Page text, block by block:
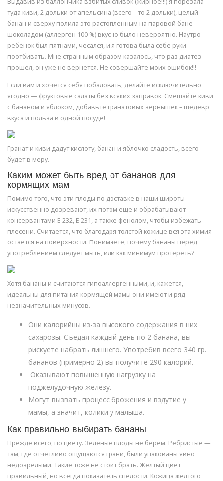
Выдавив из баллончика взбитых сливок (жирное!!!) я порезала
туда киви, 2 дольки от апельсина (всего – то 2 дольки), целый
банан и сверху полила это растопленным на паровой бане
шоколадом (аллерген 100 %) вкусно было невероятно. Наутро
ребенок был пятнами, чесался, и я готова была себе руки
поотбивать. Мне странным образом казалось, что раз диатез
прошел, он уже не вернется. Не совершайте моих ошибок!!!
Если вам и хочется себя побаловать, делайте исключительно
ягодно — фруктовые салаты без всяких заправок. Смешайте киви
с бананом и яблоком, добавьте гранатовых зернышек – шедевр
вкуса и польза в одной посуде!
Гранат и киви дадут кислоту, банан и яблочко сладость, всего
будет в меру.
Каким может быть вред от бананов для
кормящих мам
Помимо того, что эти плоды по доставке в наши широты
искусственно дозревают, их потом еще и обрабатывают
консервантами E 232, Е 231, а также фенолом, чтобы избежать
плесени. Считается, что благодаря толстой кожице вся эта химия
остается на поверхности. Понимаете, почему бананы перед
употреблением следует мыть, или как минимум протереть?
Хотя бананы и считаются гипоаллергенными, и, кажется,
идеальны для питания кормящей мамы они имеют и ряд
незначительных минусов.
Они калорийны из-за высокого содержания в них
сахарозы. Съедая каждый день по 2 банана, вы
рискуете набрать лишнего. Употребив всего 340 гр.
бананов (примерно 2) вы получите 290 калорий.
Оказывают повышенную нагрузку на
поджелудочную железу.
Могут вызвать процесс брожения и вздутие у
мамы, а значит, колики у малыша.
Как правильно выбирать бананы
Прежде всего, по цвету. Зеленые плоды не берем. Ребристые —
там, где отчетливо ощущаются грани, были упакованы явно
недозрелыми. Такие тоже не стоит брать. Желтый цвет
правильный, но всегда показатель спелости. Кожица желтого